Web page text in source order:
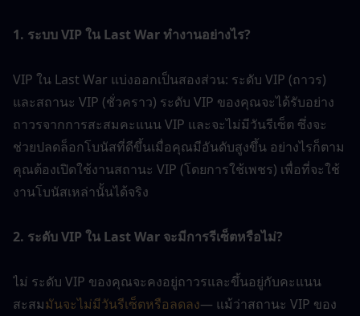
1. ระบบ VIP ใน Last War ทำงานอย่างไร?
VIP ใน Last War แบ่งออกเป็นสองส่วน: ระดับ VIP (ถาวร)
และสถานะ VIP (ชั่วคราว) ระดับ VIP ของคุณจะได้รับอย่าง
ถาวรจากการสะสมคะแนน VIP และจะไม่มีวันรีเซ็ต ซึ่งจะ
ช่วยปลดล็อกโบนัสที่ดีขึ้นเมื่อคุณมีอันดับสูงขึ้น อย่างไรก็ตาม
คุณต้องเปิดใช้งานสถานะ VIP (โดยการใช้เพชร) เพื่อที่จะใช้
งานโบนัสเหล่านั้นได้จริง
2. ระดับ VIP ใน Last War จะมีการรีเซ็ตหรือไม่?
ไม่ ระดับ VIP ของคุณจะคงอยู่ถาวรและขึ้นอยู่กับคะแนน
สะสมมันจะไม่มีวันรีเซ็ตหรือลดลง— แม้ว่าสถานะ VIP ของ